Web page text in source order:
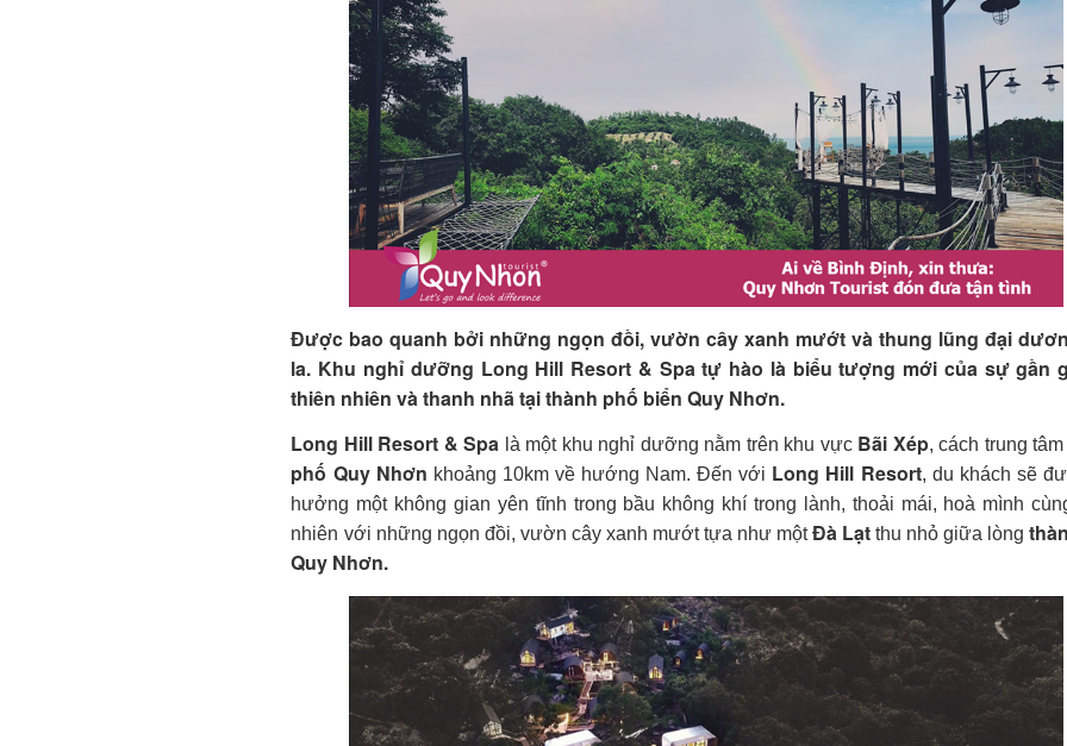
Được bao quanh bởi những ngọn đồi, vườn cây xanh mướt và thung lũng đại
la. Khu nghỉ dưỡng Long Hill Resort & Spa tự hào là biểu tượng mới của sự gần
thiên nhiên và thanh nhã tại thành phố biển Quy Nhơn.
Long Hill Resort & Spa là một khu nghỉ dưỡng nằm trên khu vực Bãi Xép, cách trung tâm
phố Quy Nhơn khoảng 10km về hướng Nam. Đến với Long Hill Resort, du khách sẽ
hưởng một không gian yên tĩnh trong bầu không khí trong lành, thoải mái, hoà mình
nhiên với những ngọn đồi, vườn cây xanh mướt tựa như mộtĐà Lạtthu nhỏ giữa lòng
Quy Nhơn.